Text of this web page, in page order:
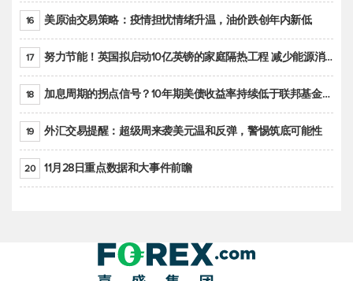
16 美原油交易策略：疫情担忧情绪升温，油价跌创年内新低
17 努力节能！英国拟启动10亿英镑的家庭隔热工程 减少能源消耗
18 加息周期的拐点信号？10年期美债收益率持续低于联邦基金利率目标区间
19 外汇交易提醒：超级周来袭美元温和反弹，警惕筑底可能性
20 11月28日重点数据和大事件前瞻